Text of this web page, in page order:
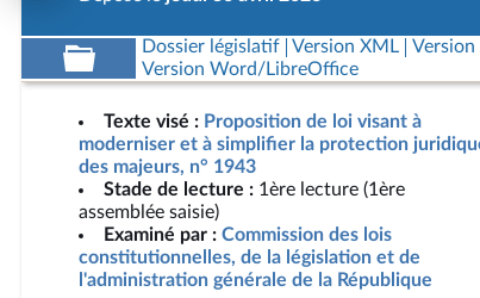
Dossier législatif Version XML Version
Version Word/LibreOffice
Texte visé : Proposition de loi visant à
moderniser et à simplifier la protection
des majeurs, n° 1943
Stade de lecture : 1ère lecture (1ère
assemblée saisie)
Examiné par : Commission des lois
constitutionnelles, de la législation et de
l'administration générale de la République